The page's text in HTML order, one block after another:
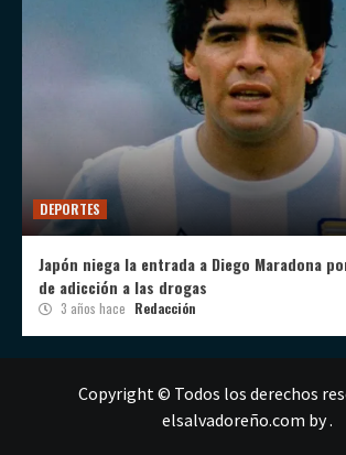
DEPORTES
Japón niega la entrada a Diego Maradona
de adicción a las drogas
3 años hace Redacción
Copyright © Todos los derechos
elsalvadoreño.com by .